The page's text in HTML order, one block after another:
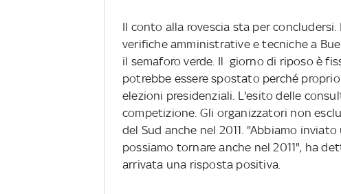
Il conto alla rovescia sta per
verifiche amministrative e tecniche a
il semaforo verde. Il giorno di riposo è
potrebbe essere spostato perché
elezioni presidenziali. L'esito delle
competizione. Gli organizzatori non
del Sud anche nel 2011. "Abbiamo
possiamo tornare anche nel 2011", ha
arrivata una risposta positiva.